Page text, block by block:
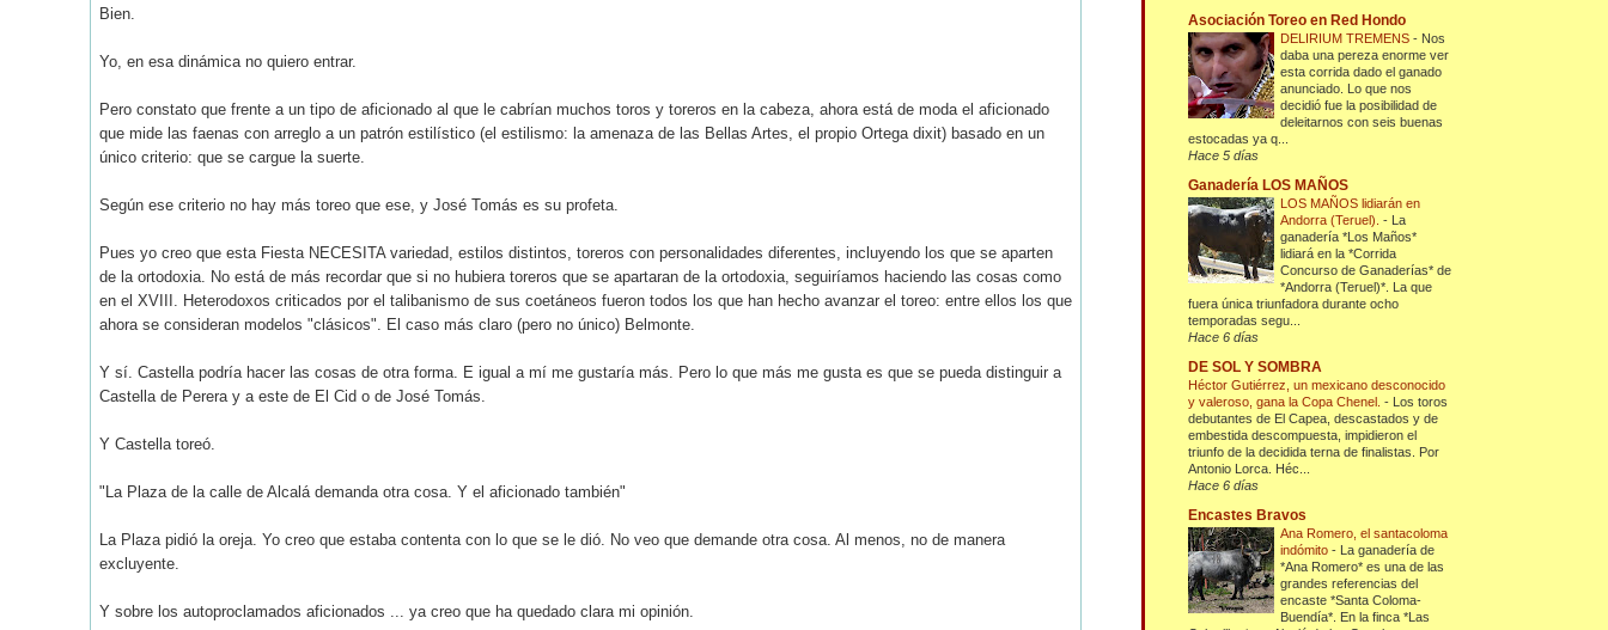
Bien.
Yo, en esa dinámica no quiero entrar.
Pero constato que frente a un tipo de aficionado al que le cabrían muchos toros y toreros en la cabeza, ahora está de moda el aficionado
que mide las faenas con arreglo a un patrón estilístico (el estilismo: la amenaza de las Bellas Artes, el propio Ortega dixit) basado en un
único criterio: que se cargue la suerte.
Según ese criterio no hay más toreo que ese, y José Tomás es su profeta.
Pues yo creo que esta Fiesta NECESITA variedad, estilos distintos, toreros con personalidades diferentes, incluyendo los que se aparten
de la ortodoxia. No está de más recordar que si no hubiera toreros que se apartaran de la ortodoxia, seguiríamos haciendo las cosas como
en el XVIII. Heterodoxos criticados por el talibanismo de sus coetáneos fueron todos los que han hecho avanzar el toreo: entre ellos los que
ahora se consideran modelos "clásicos". El caso más claro (pero no único) Belmonte.
Y sí. Castella podría hacer las cosas de otra forma. E igual a mí me gustaría más. Pero lo que más me gusta es que se pueda distinguir a
Castella de Perera y a este de El Cid o de José Tomás.
Y Castella toreó.
"La Plaza de la calle de Alcalá demanda otra cosa. Y el aficionado también"
La Plaza pidió la oreja. Yo creo que estaba contenta con lo que se le dió. No veo que demande otra cosa. Al menos, no de manera
excluyente.
Y sobre los autoproclamados aficionados ... ya creo que ha quedado clara mi opinión.
Asociación Toreo en Red Hondo
DELIRIUM TREMENS- Nos
daba una pereza enorme ver
esta corrida dado el ganado
anunciado. Lo que nos
decidió fue la posibilidad de
deleitarnos con seis buenas
estocadas ya q...
Hace 5 días
Ganadería LOS MAÑOS
LOS MAÑOS lidiarán en
Andorra (Teruel).- La
ganadería *Los Maños*
lidiará en la *Corrida
Concurso de Ganaderías* de
*Andorra (Teruel)*. La que
fuera única triunfadora durante ocho
temporadas segu...
Hace 6 días
DE SOL Y SOMBRA
Héctor Gutiérrez, un mexicano desconocido
y valeroso, gana la Copa Chenel.- Los toros
debutantes de El Capea, descastados y de
embestida descompuesta, impidieron el
triunfo de la decidida terna de finalistas. Por
Antonio Lorca. Héc...
Hace 6 días
Encastes Bravos
Ana Romero, el santacoloma
indómito- La ganadería de
*Ana Romero* es una de las
grandes referencias del
encaste *Santa Coloma-
Buendía*. En la finca *Las